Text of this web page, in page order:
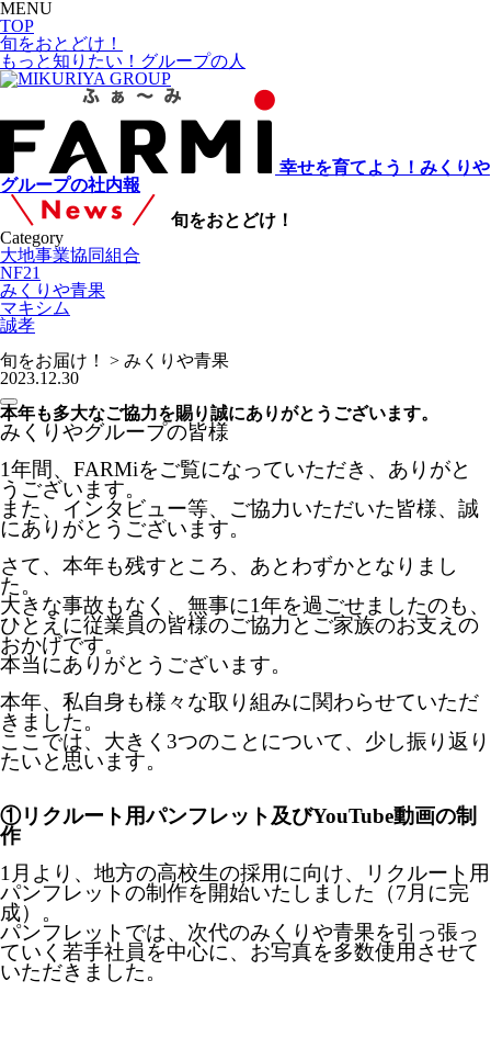
MENU
TOP
旬をおとどけ！
もっと知りたい！グループの人
幸せを育てよう！みくりや
グループの社内報
旬をおとどけ！
Category
大地事業協同組合
NF21
みくりや青果
マキシム
誠孝
旬をお届け！ > みくりや青果
2023.12.30
本年も多大なご協力を賜り誠にありがとうございます。
みくりやグループの皆様
1年間、FARMiをご覧になっていただき、ありがと
うございます。
また、インタビュー等、ご協力いただいた皆様、誠
にありがとうございます。
さて、本年も残すところ、あとわずかとなりまし
た。
大きな事故もなく、無事に1年を過ごせましたのも、
ひとえに従業員の皆様のご協力とご家族のお支えの
おかげです。
本当にありがとうございます。
本年、私自身も様々な取り組みに関わらせていただ
きました。
ここでは、大きく3つのことについて、少し振り返り
たいと思います。
①リクルート用パンフレット及びYouTube動画の制
作
1月より、地方の高校生の採用に向け、リクルート用
パンフレットの制作を開始いたしました（7月に完
成）。
パンフレットでは、次代のみくりや青果を引っ張っ
ていく若手社員を中心に、お写真を多数使用させて
いただきました。